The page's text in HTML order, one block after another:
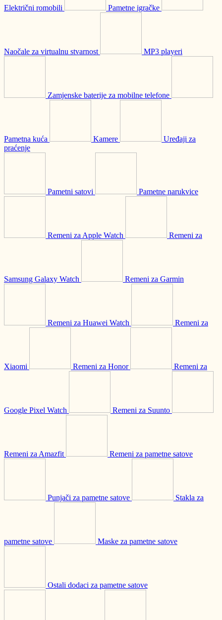
Električni romobili Pametne igračke
Naočale za virtualnu stvarnost MP3 playeri
Zamjenske baterije za mobilne telefone
Pametna kuća Kamere
Uređaji za
praćenje
Pametni satovi Pametne narukvice
Remeni za Apple Watch Remeni za
Samsung Galaxy Watch Remeni za Garmin
Remeni za Huawei Watch Remeni za
Xiaomi Remeni za Honor Remeni za
Google Pixel Watch Remeni za Suunto
Remeni za Amazfit Remeni za pametne satove
Punjači za pametne satove Stakla za
pametne satove Maske za pametne satove
Ostali dodaci za pametne satove